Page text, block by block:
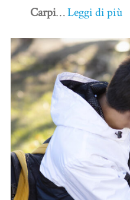
Carpi…Leggi di più